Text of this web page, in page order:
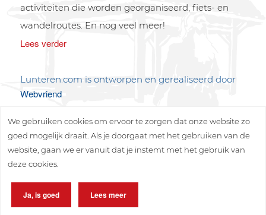
activiteiten die worden georganiseerd, fiets- en
wandelroutes. En nog veel meer!
Lees verder
Lunteren.com is ontworpen en gerealiseerd door
Webvriend
We gebruiken cookies om ervoor te zorgen dat onze website zo
goed mogelijk draait. Als je doorgaat met het gebruiken van de
website, gaan we er vanuit dat je instemt met het gebruik van
deze cookies.
Ja, is goed Lees meer